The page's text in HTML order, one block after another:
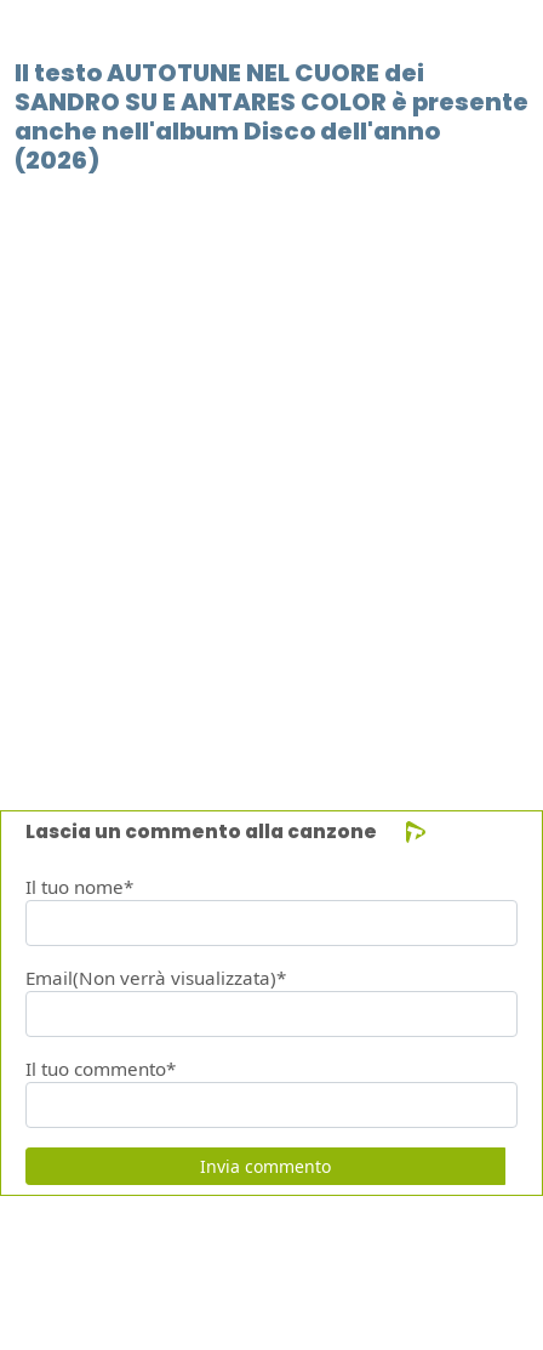
Il testo AUTOTUNE NEL CUORE dei
SANDRO SU E ANTARES COLOR è presente
anche nell'album Disco dell'anno
(2026)
Lascia un commento alla canzone
Il tuo nome*
Email(Non verrà visualizzata)*
Il tuo commento*
Invia commento